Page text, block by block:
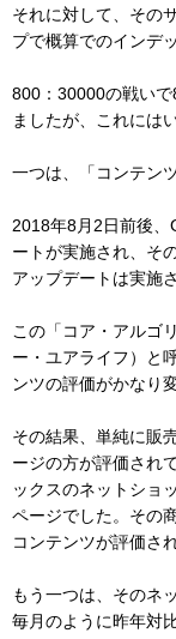
それに対して、その
プで概算でのインデ
800：30000の戦い
ましたが、これには
一つは、「コンテン
2018年8月2日前後、
ートが実施され、そ
アップデートは実施
この「コア・アルゴ
ー・ユアライフ）と
ンツの評価がかなり
その結果、単純に販
ージの方が評価され
ックスのネットショ
ページでした。その
コンテンツが評価さ
もう一つは、そのネ
毎月のように昨年対